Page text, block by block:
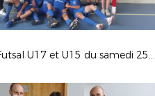
Finales Futsal U17 et U15 du samedi 25 juin 2022 à Cahors